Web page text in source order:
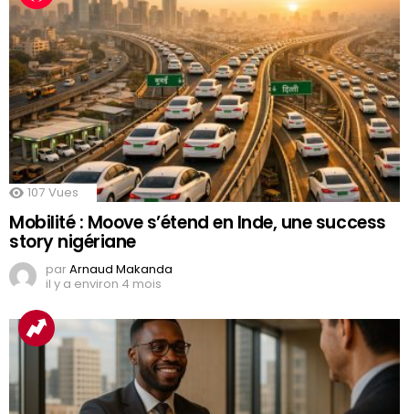
107 Vues
Mobilité : Moove s’étend en Inde, une success
story nigériane
parArnaud Makanda
il y a environ 4 mois